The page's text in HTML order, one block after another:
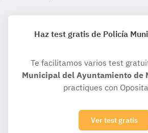
Haz test gratis de Policía
Te facilitamos varios test
Municipal del Ayuntamiento de
practiques con
Ver test gratis